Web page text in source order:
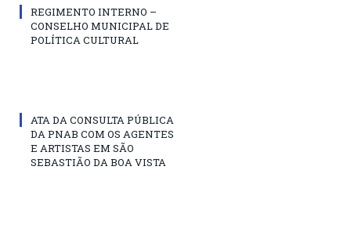
REGIMENTO INTERNO –
CONSELHO MUNICIPAL DE
POLÍTICA CULTURAL
ATA DA CONSULTA PÚBLICA
DA PNAB COM OS AGENTES
E ARTISTAS EM SÃO
SEBASTIÃO DA BOA VISTA